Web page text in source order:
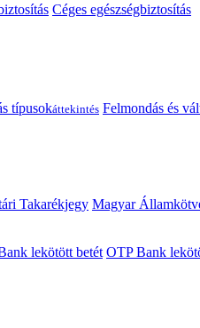
Céges egészségbiztosítás
típusokáttekintés Felmondás és
Takarékjegy Magyar
lekötött betét OTP Bank